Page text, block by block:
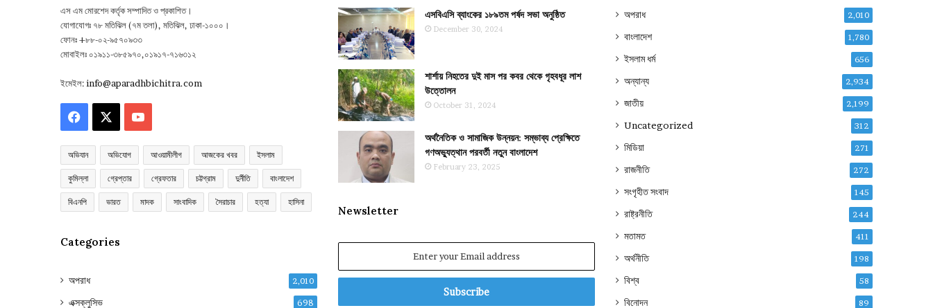
এস এম মোরশেদ কর্তৃক সম্পাদিত ও প্রকাশিত।
যোগাযোগঃ ৭৮ মতিঝিল (৭ম তলা), মতিঝিল, ঢাকা-১০০০।
ফোনঃ +৮৮-০২-৯৫৭০৯৩৩
মোবাইলঃ ০১৯১১-৩৮৫৯৭০,০১৯১৭-৭১৬৩১২
ইমেইল:info@aparadhbichitra.com
Facebook YouTube
অভিযান অভিযোগ আওয়ামীলীগ আজকের খবর ইসলাম
কুমিল্লা গ্রেপ্তার গ্রেফতার চট্টগ্রাম দুর্নীতি বাংলাদেশ
বিএনপি ভারত মাদক সাংবাদিক সৈরাচার হত্যা হাসিনা
Categories
অপরাধ 2,010
এক্সক্লুসিভ 698
এসবিএসি ব্যাংকের ১৮৯তম পর্ষদ সভা অনুষ্ঠিত
December 30, 2024
শার্শায় নিহতের দুই মাস পর কবর থেকে গৃহবধূর লাশ
উত্তোলন
October 31, 2024
অর্থনৈতিক ও সামাজিক উন্নয়ন: সম্ভাব্য প্রেক্ষিতে
গণঅভ্যুত্থান পরবর্তী নতুন বাংলাদেশ
February 23, 2025
Newsletter
Email
অপরাধ 2,010
বাংলাদেশ 1,780
ইসলাম ধর্ম 656
অন্যান্য 2,934
জাতীয় 2,199
Uncategorized 312
মিডিয়া 271
রাজনীতি 272
সংগৃহীত সংবাদ 145
রাষ্ট্রনীতি 244
মতামত 411
অর্থনীতি 198
বিশ্ব 58
বিনোদন 89